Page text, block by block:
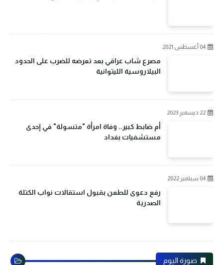
04 أغسطس 2021
مصرع شاب عراقي بعد تعرضه للضرب على الحدود
البيلاروسية الليتوانية
22 ديسمبر 2023
أم ضابط كبير.. وفاة امرأة "متسولة" في إحدى
مستشفيات بغداد
04 سبتمبر 2022
رفع دعوى للطعن بقبول استقالات نواب الكتلة
الصدرية
صورة اليوم